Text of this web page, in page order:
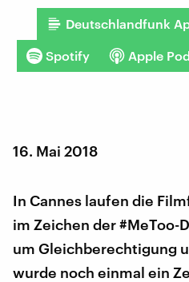
Deutschlandfunk
Spotify Apple
16. Mai 2018
In Cannes laufen die
im Zeichen der #MeToo-
um Gleichberechtigung
wurde noch einmal ein